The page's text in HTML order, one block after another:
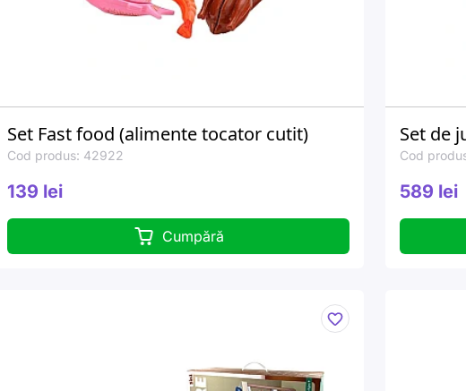
Set Fast food (alimente tocator cutit)
Cod produs: 42922
139 lei
Cumpără
Set de
Cod
589 lei